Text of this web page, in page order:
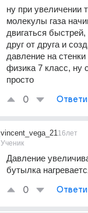
ну при увеличении
молекулы газа
двигаться
друг от друга и
давление на
физика 7 класс, ну
просто
0
vincent_vega_21
Ученик
16лет
Давление
бутылка
0